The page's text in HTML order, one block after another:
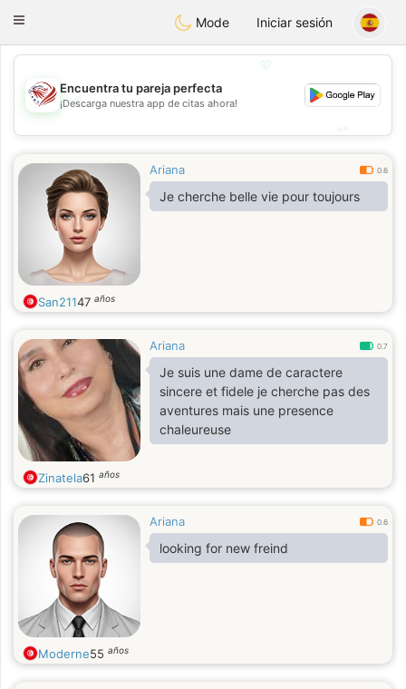
StatesDating
Toggle
Mode Iniciar sesión
💖
💕
Encuentra tu pareja perfecta
¡Descarga nuestra app de citas ahora!
Ariana 0.6
Je cherche belle vie pour toujours
San21147 años
Ariana 0.7
Je suis une dame de caractere
sincere et fidele je cherche pas des
aventures mais une presence
chaleureuse
Zinatela61 años
Ariana 0.6
looking for new freind
Moderne55 años